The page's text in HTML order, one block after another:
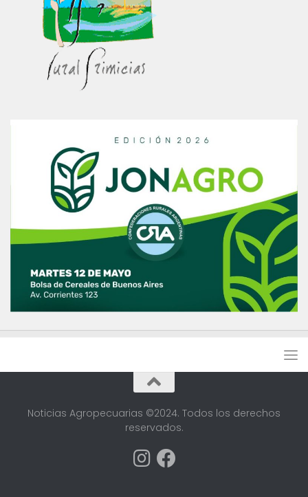
Noticias Agropecuarias ©2024. Todos los derechos
reservados.